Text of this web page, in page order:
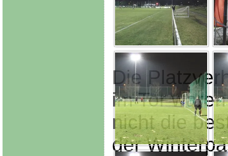
Die
im Tor
nicht die
der